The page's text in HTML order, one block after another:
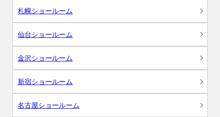
札幌ショールーム
仙台ショールーム
金沢ショールーム
新宿ショールーム
名古屋ショールーム